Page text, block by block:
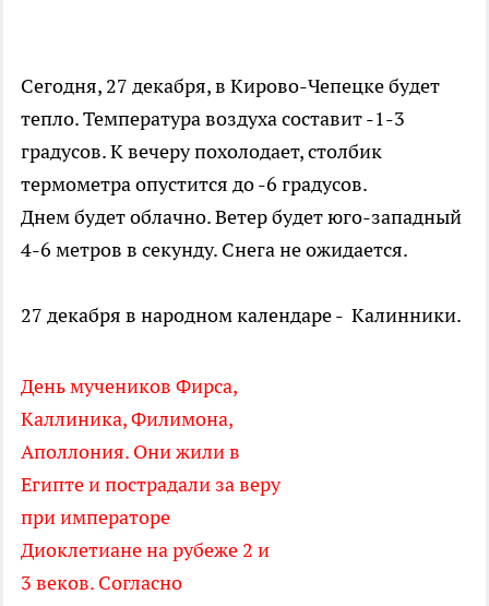
Сегодня, 27 декабря, в Кирово-Чепецке будет
тепло. Температура воздуха составит -1-3
градусов. К вечеру похолодает, столбик
термометра опустится до -6 градусов.
Днем будет облачно. Ветер будет юго-западный
4-6 метров в секунду. Снега не ожидается.
27 декабря в народном календаре - Калинники.
День мучеников Фирса,
Каллиника, Филимона,
Аполлония. Они жили в
Египте и пострадали за веру
при императоре
Диоклетиане на рубеже 2 и
3 веков. Согласно